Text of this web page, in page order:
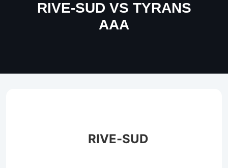
RIVE-SUD VS TYRANS
AAA
RIVE-SUD